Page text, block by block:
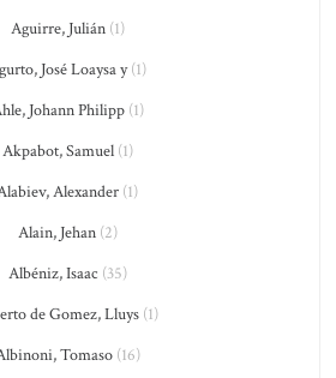
Aguirre, Julián(1)
José Loaysa y(1)
Johann Philipp(1)
Akpabot, Samuel(1)
Alexander (1)
Alain, Jehan(2)
Albéniz, Isaac (35)
de Gomez, Lluys(1)
Tomaso(16)